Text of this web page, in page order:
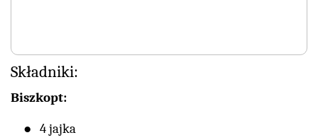
Składniki:
Biszkopt:
4 jajka